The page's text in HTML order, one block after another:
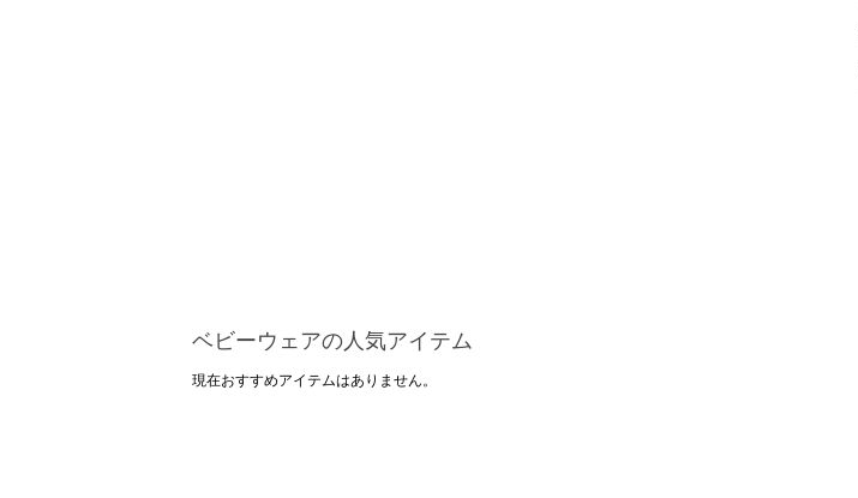
ベビーウェアの人気アイテム
現在おすすめアイテムはありません。